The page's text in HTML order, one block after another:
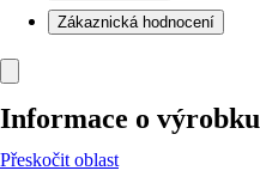
Zákaznická hodnocení
Informace o výrobku
Přeskočit oblast